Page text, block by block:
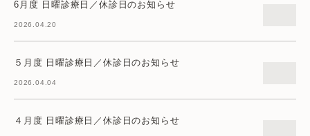
6月度 日曜診療日／休診日のお知らせ
2026.04.20
５月度 日曜診療日／休診日のお知らせ
2026.04.04
４月度 日曜診療日／休診日のお知らせ